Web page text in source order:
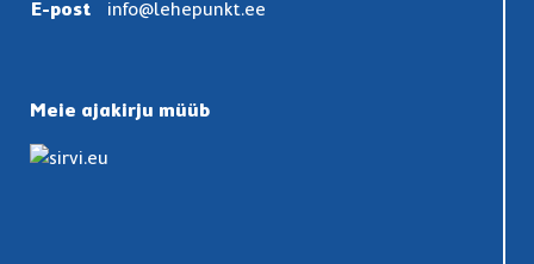
E-post
info@lehepunkt.ee
Meie ajakirju müüb